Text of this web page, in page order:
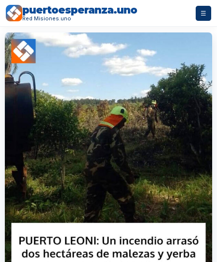
puertoesperanza.uno
Red Misiones.uno
☰